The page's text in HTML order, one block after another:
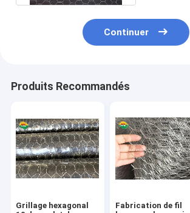
Continuer
Produits Recommandés
Grillage hexagonal
Fabrication de fil